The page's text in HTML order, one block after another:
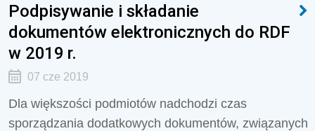
Podpisywanie i składanie
dokumentów elektronicznych do RDF
w 2019 r.
07 cze 2019
Dla większości podmiotów nadchodzi czas
sporządzania dodatkowych dokumentów, związanych